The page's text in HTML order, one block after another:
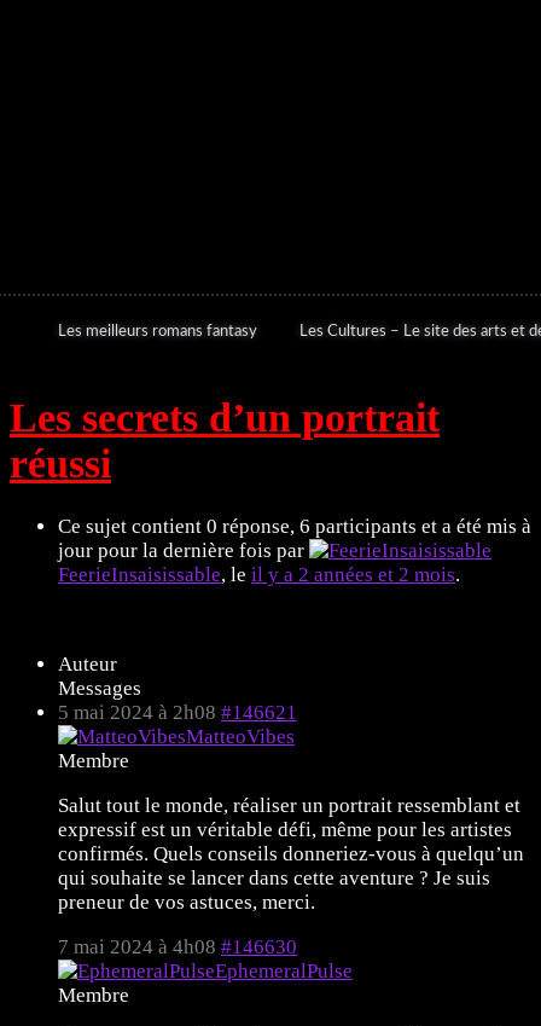
Les meilleurs romans fantasy Les Cultures – Le site des arts et
Les secrets d’un portrait
réussi
Ce sujet contient 0 réponse, 6 participants et a été mis à
jour pour la dernière fois par
FeerieInsaisissable, le il y a 2 années et 2 mois.
Auteur
Messages
5 mai 2024 à 2h08 #146621
MatteoVibes
Membre
Salut tout le monde, réaliser un portrait ressemblant et
expressif est un véritable défi, même pour les artistes
confirmés. Quels conseils donneriez-vous à quelqu’un
qui souhaite se lancer dans cette aventure ? Je suis
preneur de vos astuces, merci.
7 mai 2024 à 4h08 #146630
EphemeralPulse
Membre